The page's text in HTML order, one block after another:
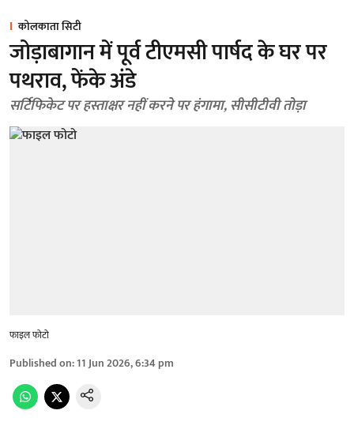
कोलकाता सिटी
जोड़ाबागान में पूर्व टीएमसी पार्षद के घर पर
पथराव, फेंके अंडे
सर्टिफिकेट पर हस्ताक्षर नहीं करने पर हंगामा, सीसीटीवी तोड़ा
फाइल फोटो
Published on:11 Jun 2026, 6:34 pm